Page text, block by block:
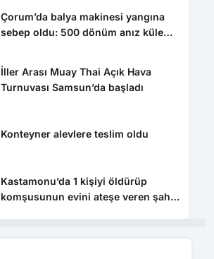
Çorum’da balya makinesi yangına
sebep oldu: 500 dönüm anız küle
İller Arası Muay Thai Açık Hava
Turnuvası Samsun’da başladı
Konteyner alevlere teslim oldu
Kastamonu’da 1 kişiyi öldürüp
komşusunun evini ateşe veren şahıs